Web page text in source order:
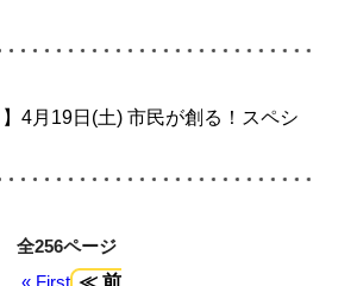
】4月19日(土) 市民が創る！スペシ
全256ページ
« First ≪ 前